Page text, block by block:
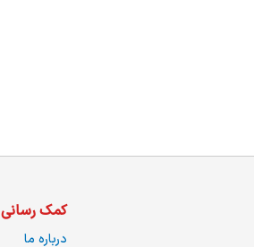
کمک رسانی
درباره ما